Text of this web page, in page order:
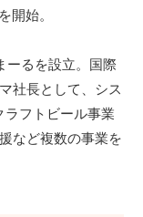
開始。
ーるを設立。国際
社長として、シス
フトビール事業
など複数の事業を